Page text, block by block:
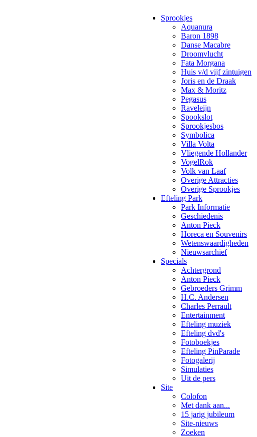
Sprookjes
Aquanura
Baron 1898
Danse Macabre
Droomvlucht
Fata Morgana
Huis v/d vijf zintuigen
Joris en de Draak
Max & Moritz
Pegasus
Raveleijn
Spookslot
Sprookjesbos
Symbolica
Villa Volta
Vliegende Hollander
VogelRok
Volk van Laaf
Overige Attracties
Overige Sprookjes
Efteling Park
Park Informatie
Geschiedenis
Anton Pieck
Horeca en Souvenirs
Wetenswaardigheden
Nieuwsarchief
Specials
Achtergrond
Anton Pieck
Gebroeders Grimm
H.C. Andersen
Charles Perrault
Entertainment
Efteling muziek
Efteling dvd's
Fotoboekjes
Efteling PinParade
Fotogalerij
Simulaties
Uit de pers
Site
Colofon
Met dank aan...
15 jarig jubileum
Site-nieuws
Zoeken